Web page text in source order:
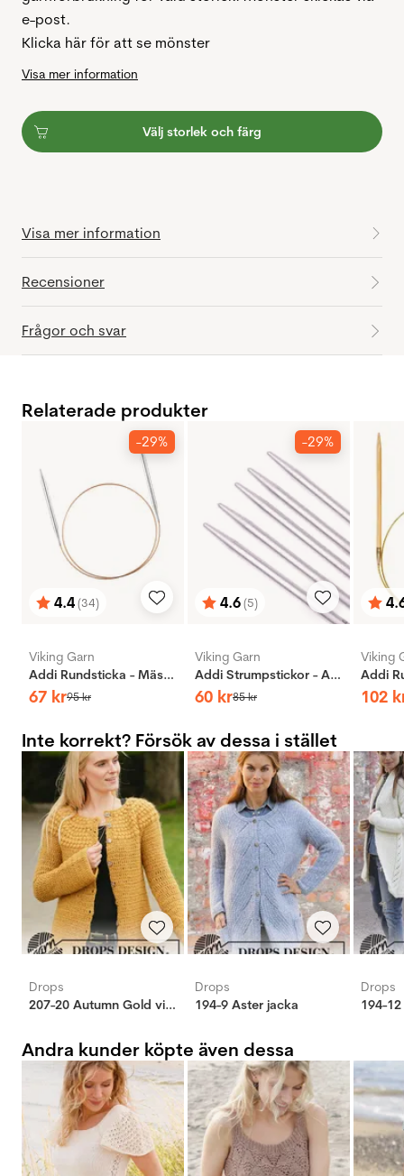
e-post.
Klicka här för att se mönster
Visa mer information
Välj storlek och färg
Visa mer information
Recensioner
Frågor och svar
Relaterade produkter
-29%
Betyg:
4.4(34)
utav 5 stjärnor
Viking Garn
Addi Rundsticka - Mässing
67 kr95kr
-29%
Betyg:
4.6(5)
utav 5 stjärnor
Viking Garn
Addi Strumpstickor - Aluminium
60 kr85kr
utav
Viking
102
Inte korrekt? Försök av dessa i stället
Drops
207-20 Autumn Gold virkad jacka
Drops
194-9 Aster jacka
Drops
194-
Andra kunder köpte även dessa